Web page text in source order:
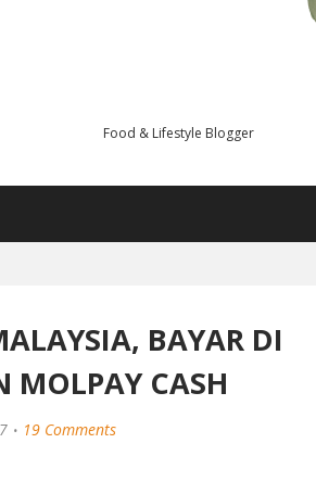
Food & Lifestyle Blogger
BAYAR DI
MOLPAY CASH
19 Comments